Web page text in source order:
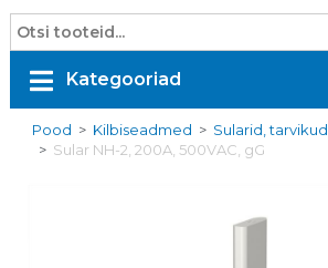
Kategooriad
Pood > Kilbiseadmed > Sularid, tarvikud
> Sular NH-2, 200A, 500VAC, gG